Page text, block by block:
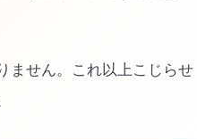
ません。これ以上こじらせ